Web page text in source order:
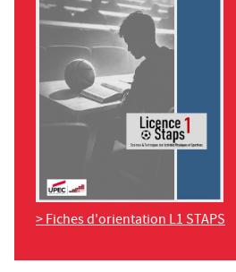
> Fiches d'orientation L1 STAPS